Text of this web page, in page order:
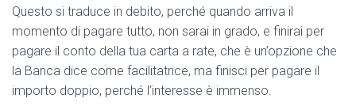
Questo si traduce in debito, perché quando arriva il
momento di pagare tutto, non sarai in grado, e finirai per
pagare il conto della tua carta a rate, che è un’opzione che
la Banca dice come facilitatrice, ma finisci per pagare il
importo doppio, perché l’interesse è immenso.